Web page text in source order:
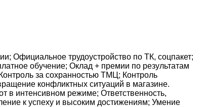
Официальное трудоустройство по ТК, соцпакет;
обучение; Оклад + премии по результатам
за сохранностью ТМЦ; Контроль
конфликтных ситуаций в магазине.
в интенсивном режиме; Ответственность,
к успеху и высоким достижениям; Умение